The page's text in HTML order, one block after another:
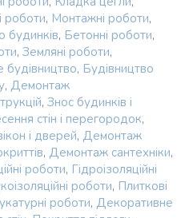
роботи, Монтажні роботи,
будинків, Бетонні роботи,
, Земляні роботи,
, Будівництво
, Демонтаж
, Знос будинків і
стін і перегородок,
і дверей, Демонтаж
, Демонтаж сантехніки,
роботи, Гідроізоляційні
роботи, Плиткові
роботи, Декоративне